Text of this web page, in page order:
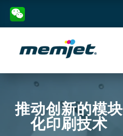
推动创新的模块
化印刷技术